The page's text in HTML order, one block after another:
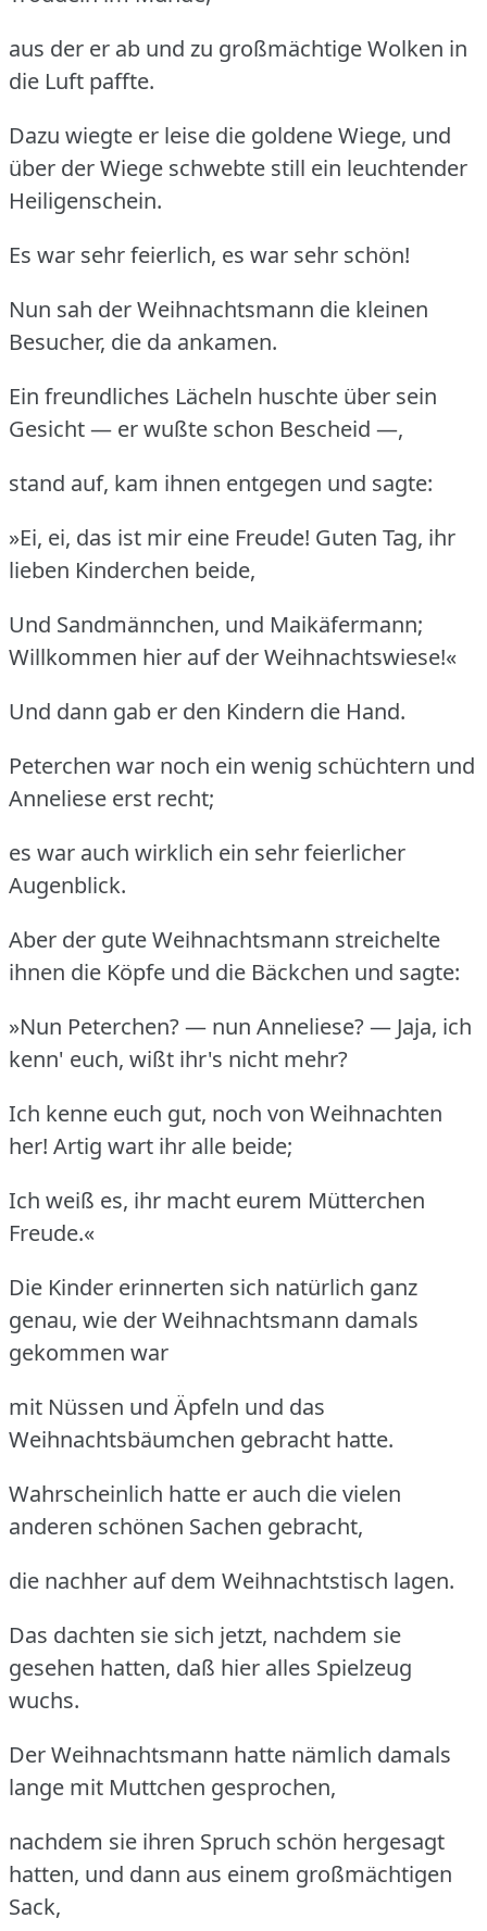
aus der er ab und zu großmächtige Wolken in
die Luft paffte.
Dazu wiegte er leise die goldene Wiege, und
über der Wiege schwebte still ein leuchtender
Heiligenschein.
Es war sehr feierlich, es war sehr schön!
Nun sah der Weihnachtsmann die kleinen
Besucher, die da ankamen.
Ein freundliches Lächeln huschte über sein
Gesicht — er wußte schon Bescheid —,
stand auf, kam ihnen entgegen und sagte:
»Ei, ei, das ist mir eine Freude! Guten Tag, ihr
lieben Kinderchen beide,
Und Sandmännchen, und Maikäfermann;
Willkommen hier auf der Weihnachtswiese!«
Und dann gab er den Kindern die Hand.
Peterchen war noch ein wenig schüchtern und
Anneliese erst recht;
es war auch wirklich ein sehr feierlicher
Augenblick.
Aber der gute Weihnachtsmann streichelte
ihnen die Köpfe und die Bäckchen und sagte:
»Nun Peterchen? — nun Anneliese? — Jaja, ich
kenn' euch, wißt ihr's nicht mehr?
Ich kenne euch gut, noch von Weihnachten
her! Artig wart ihr alle beide;
Ich weiß es, ihr macht eurem Mütterchen
Freude.«
Die Kinder erinnerten sich natürlich ganz
genau, wie der Weihnachtsmann damals
gekommen war
mit Nüssen und Äpfeln und das
Weihnachtsbäumchen gebracht hatte.
Wahrscheinlich hatte er auch die vielen
anderen schönen Sachen gebracht,
die nachher auf dem Weihnachtstisch lagen.
Das dachten sie sich jetzt, nachdem sie
gesehen hatten, daß hier alles Spielzeug
wuchs.
Der Weihnachtsmann hatte nämlich damals
lange mit Muttchen gesprochen,
nachdem sie ihren Spruch schön hergesagt
hatten, und dann aus einem großmächtigen
Sack,